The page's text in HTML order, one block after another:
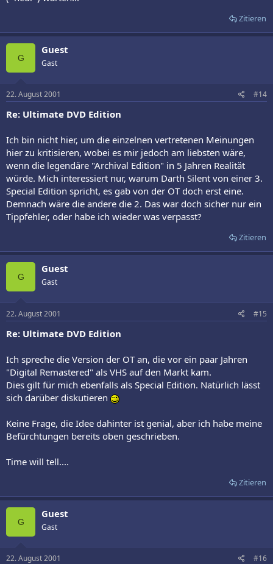
Zitieren
G
Guest
Gast
22. August 2001 #14
Re: Ultimate DVD Edition
Ich bin nicht hier, um die einzelnen vertretenen Meinungen
hier zu kritisieren, wobei es mir jedoch am liebsten wäre,
wenn die legendäre "Archival Edition" in 5 Jahren Realität
würde. Mich interessiert nur, warum Darth Silent von einer 3.
Special Edition spricht, es gab von der OT doch erst eine.
Demnach wäre die andere die 2. Das war doch sicher nur ein
Tippfehler, oder habe ich wieder was verpasst?
Zitieren
G
Guest
Gast
22. August 2001 #15
Re: Ultimate DVD Edition
Ich spreche die Version der OT an, die vor ein paar Jahren
"Digital Remastered" als VHS auf den Markt kam.
Dies gilt für mich ebenfalls als Special Edition. Natürlich lässt
sich darüber diskutieren
Keine Frage, die Idee dahinter ist genial, aber ich habe meine
Befürchtungen bereits oben geschrieben.
Time will tell....
Zitieren
G
Guest
Gast
22. August 2001 #16